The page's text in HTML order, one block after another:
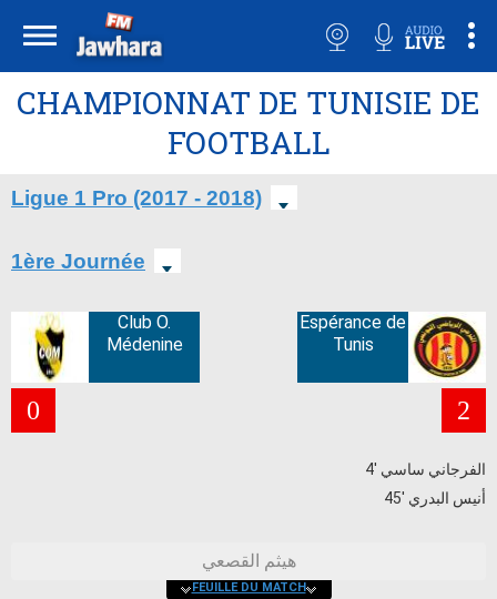
CHAMPIONNAT DE TUNISIE DE
FOOTBALL
Ligue 1 Pro (2017 - 2018)
1ère Journée
Club O.
Médenine
0
Espérance de
Tunis
2
4' الفرجاني ساسي
45' أنيس البدري
هيثم القصعي
FEUILLE DU MATCH